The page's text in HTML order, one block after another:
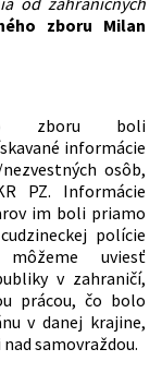
zboru Milan
zboru boli
informácie
osôb,
PZ. Informácie
im boli priamo
polície
uviesť
v zahraničí,
prácou, čo bolo
v danej krajine,
samovraždou.